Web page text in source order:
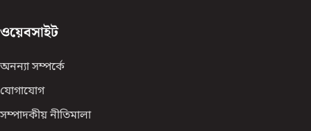
ওয়েবসাইট
অনন্যা সম্পর্কে
যোগাযোগ
সম্পাদকীয় নীতিমালা